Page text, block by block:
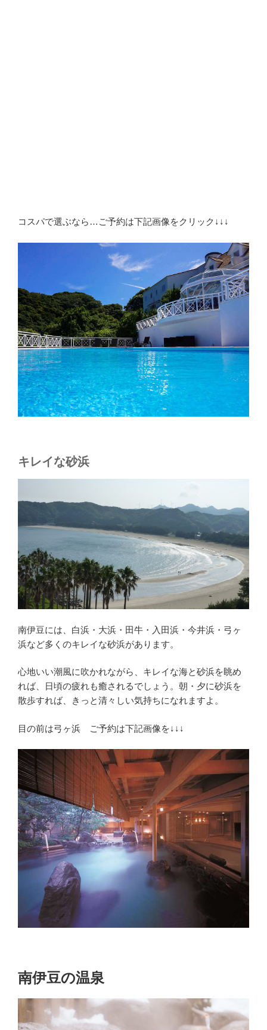
コスパで選ぶなら…ご予約は下記画像をクリック↓↓↓
キレイな砂浜
南伊豆には、白浜・大浜・田牛・入田浜・今井浜・弓ヶ
浜など多くのキレイな砂浜があります。
心地いい潮風に吹かれながら、キレイな海と砂浜を眺め
れば、日頃の疲れも癒されるでしょう。朝・夕に砂浜を
散歩すれば、きっと清々しい気持ちになれますよ。
目の前は弓ヶ浜 ご予約は下記画像を↓↓↓
南伊豆の温泉